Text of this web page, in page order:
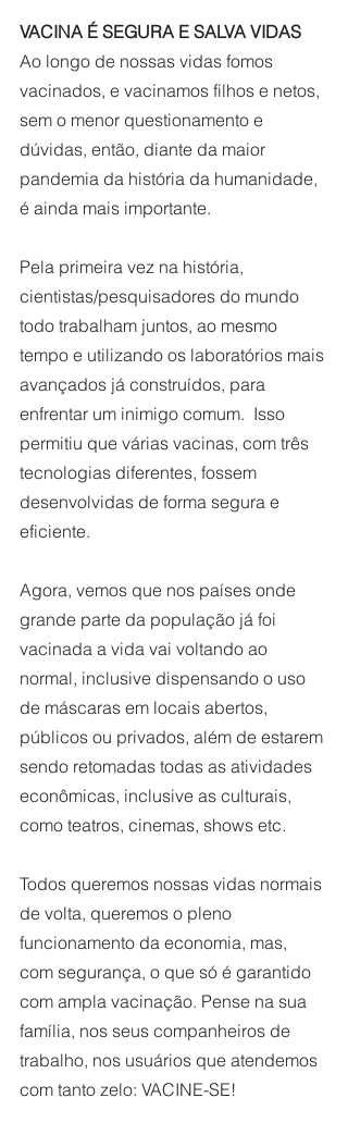
VACINA É SEGURA E SALVA VIDAS
Ao longo de nossas vidas fomos
vacinados, e vacinamos filhos e netos,
sem o menor questionamento e
dúvidas, então, diante da maior
pandemia da história da humanidade,
é ainda mais importante.
Pela primeira vez na história,
cientistas/pesquisadores do mundo
todo trabalham juntos, ao mesmo
tempo e utilizando os laboratórios mais
avançados já construídos, para
enfrentar um inimigo comum.  Isso
permitiu que várias vacinas, com três
tecnologias diferentes, fossem
desenvolvidas de forma segura e
eficiente.
Agora, vemos que nos países onde
grande parte da população já foi
vacinada a vida vai voltando ao
normal, inclusive dispensando o uso
de máscaras em locais abertos,
públicos ou privados, além de estarem
sendo retomadas todas as atividades
econômicas, inclusive as culturais,
como teatros, cinemas, shows etc.
Todos queremos nossas vidas normais
de volta, queremos o pleno
funcionamento da economia, mas,
com segurança, o que só é garantido
com ampla vacinação. Pense na sua
família, nos seus companheiros de
trabalho, nos usuários que atendemos
com tanto zelo: VACINE-SE!